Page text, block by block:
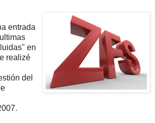
entrada
en
realizé
del